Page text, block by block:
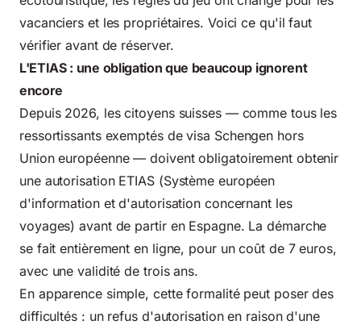
vacanciers et les propriétaires. Voici ce qu'il faut
vérifier avant de réserver.
L'ETIAS : une obligation que beaucoup ignorent
encore
Depuis 2026, les citoyens suisses — comme tous les
ressortissants exemptés de visa Schengen hors
Union européenne — doivent obligatoirement obtenir
une autorisation ETIAS (Système européen
d'information et d'autorisation concernant les
voyages) avant de partir en Espagne. La démarche
se fait entièrement en ligne, pour un coût de 7 euros,
avec une validité de trois ans.
En apparence simple, cette formalité peut poser des
difficultés : un refus d'autorisation en raison d'une